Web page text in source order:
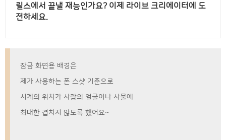
릴스에서 끝낼 재능인가요? 이제 라이브 크리에이터에 도
전하세요.
잠금 화면용 배경은
제가 사용하는 폰 스샷 기준으로
시계의 위치가 사람의 얼굴이나 사물에
최대한 겹치지 않도록 했어요~